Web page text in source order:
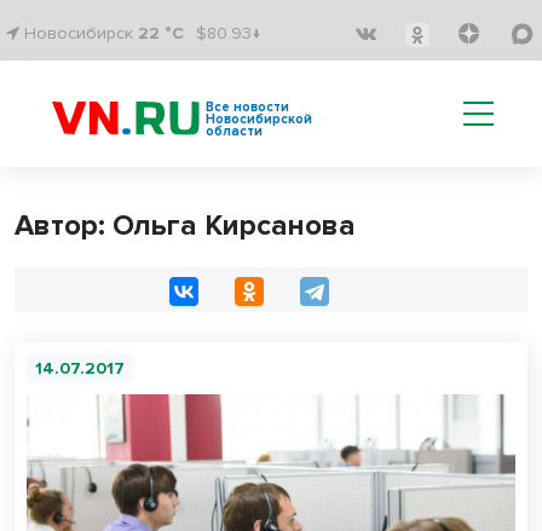
Новосибирск 22 °C $80.93↓
Все новости
Новосибирской
области
Автор: Ольга Кирсанова
14.07.2017